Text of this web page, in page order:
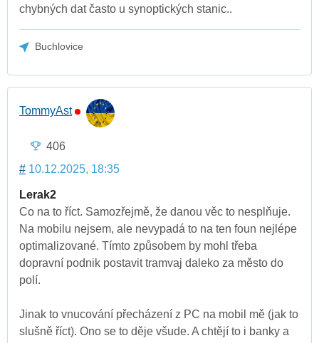
chybných dat často u synoptických stanic..
Buchlovice
TommyAst
406
# 10.12.2025, 18:35
Lerak2
Co na to říct. Samozřejmě, že danou věc to nesplňuje.
Na mobilu nejsem, ale nevypadá to na ten foun nejlépe
optimalizované. Tímto způsobem by mohl třeba
dopravní podnik postavit tramvaj daleko za město do
polí.
Jinak to vnucování přecházení z PC na mobil mě (jak to
slušně říct). Ono se to děje všude. A chtějí to i banky a